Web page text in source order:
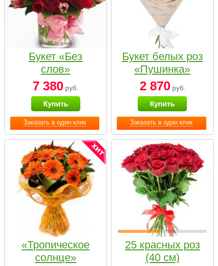
Заказать в один клик
Букет «Без
слов»
7 380 руб.
Купить
Заказать в один клик
Букет белых роз
«Пушинка»
2 870руб.
Купить
«Тропическое
солнце»
25 красных роз
(40 см)